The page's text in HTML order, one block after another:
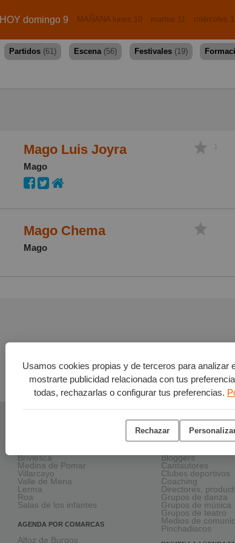
Usamos cookies propias y de terceros para analizar
mostrarte publicidad relacionada con tus
todas, rechazarlas o configurar tus preferencias.
Rechazar
HOY domingo 9 MAÑANA lunes 10 martes 11 miércoles
Partidos (61) Escena (56) Festivales (19)
Mago Luis Joyra
Mago
1
Mago Chema
Mago
Briviesca
Medina de Pomar
Villarcayo
Valle de Mena
Lerma
Roa
Salas de los infantes
AGENDA POR COMARCAS
Alfoz de Burgos
ESCENA LOCAL
Artistas plásticos
Bloggers
Cantautores
Clubes deportivos
Coaching
Directores,
Grupos de danza
Grupos de música
Grupos de teatro
Medios de
Pinchadiscos